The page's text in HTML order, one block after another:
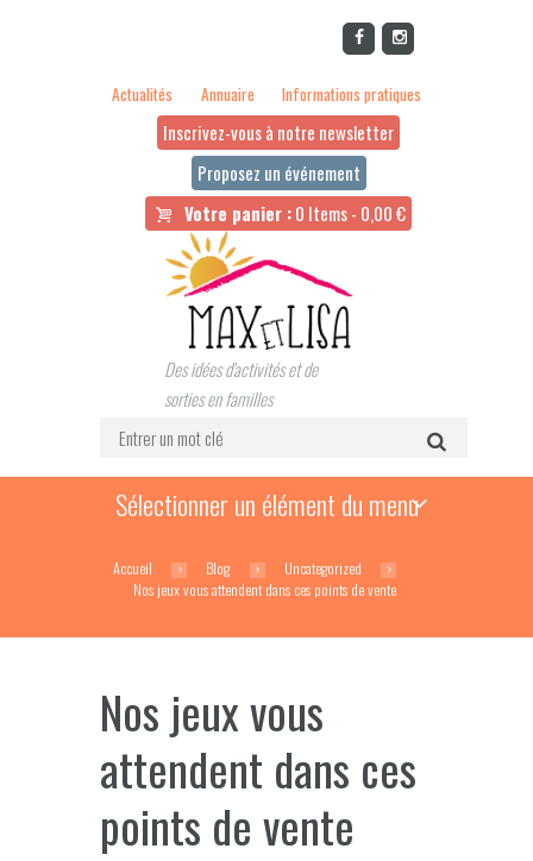
Actualités Annuaire Informations pratiques
Inscrivez-vous à notre newsletter
Proposez un événement
Votre panier :0 Items- 0,00€
Des idées d'activités et de
sorties en familles
Sélectionner un élément du menu
Accueil Blog
Uncategorized
Nos jeux vous attendent dans ces points de vente
Nos jeux vous
attendent dans ces
points de vente